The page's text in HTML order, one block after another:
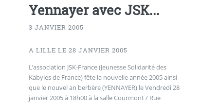
Yennayer avec JSK...
3 JANVIER 2005
A LILLE LE 28 JANVIER 2005
L’association JSK-France (Jeunesse Solidarité des
Kabyles de France) fête la nouvelle année 2005 ainsi
que le nouvel an berbère (YENNAYER) le Vendredi 28
janvier 2005 à 18h00 à la salle Courmont / Rue